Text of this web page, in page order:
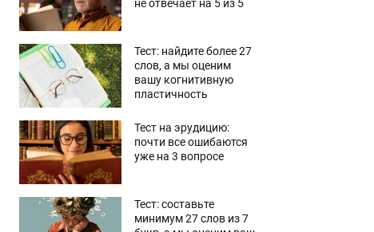
не отвечает на 5 из 5
Тест: найдите более 27
слов, а мы оценим
вашу когнитивную
пластичность
Тест на эрудицию:
почти все ошибаются
уже на 3 вопросе
Тест: составьте
минимум 27 слов из 7